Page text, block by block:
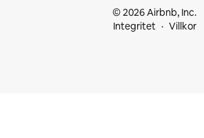
© 2026 Airbnb, Inc.
Integritet
Villkor